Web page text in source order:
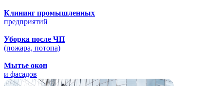
Клининг промышленных
предприятий
Уборка после ЧП
(пожара, потопа)
Мытье окон
и фасадов